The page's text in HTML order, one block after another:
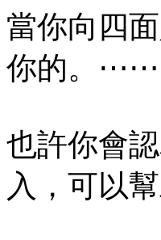
當你向四
你的。⋯⋯
也許你會
入，可以